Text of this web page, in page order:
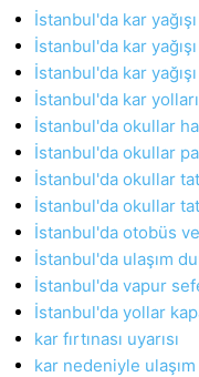
İstanbul'da kar yağışı
İstanbul'da kar
İstanbul'da kar
İstanbul'da kar
İstanbul'da okullar
İstanbul'da okullar
İstanbul'da okullar
İstanbul'da okullar
İstanbul'da otobüs
İstanbul'da ulaşım
İstanbul'da vapur
İstanbul'da yollar
kar fırtınası uyarısı
kar nedeniyle ulaşım